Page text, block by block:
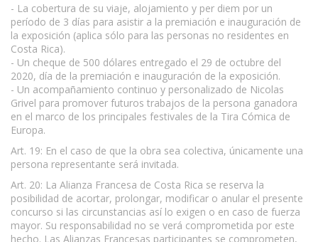
- La cobertura de su viaje, alojamiento y per diem por un
período de 3 días para asistir a la premiación e inauguración de
la exposición (aplica sólo para las personas no residentes en
Costa Rica).
- Un cheque de 500 dólares entregado el 29 de octubre del
2020, día de la premiación e inauguración de la exposición.
- Un acompañamiento continuo y personalizado de Nicolas
Grivel para promover futuros trabajos de la persona ganadora
en el marco de los principales festivales de la Tira Cómica de
Europa.
Art. 19: En el caso de que la obra sea colectiva, únicamente una
persona representante será invitada.
Art. 20: La Alianza Francesa de Costa Rica se reserva la
posibilidad de acortar, prolongar, modificar o anular el presente
concurso si las circunstancias así lo exigen o en caso de fuerza
mayor. Su responsabilidad no se verá comprometida por este
hecho. Las Alianzas Francesas participantes se comprometen,